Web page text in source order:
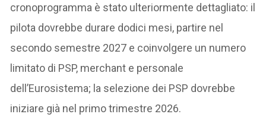
cronoprogramma è stato ulteriormente dettagliato: il
pilota dovrebbe durare dodici mesi, partire nel
secondo semestre 2027 e coinvolgere un numero
limitato di PSP, merchant e personale
dell’Eurosistema; la selezione dei PSP dovrebbe
iniziare già nel primo trimestre 2026.